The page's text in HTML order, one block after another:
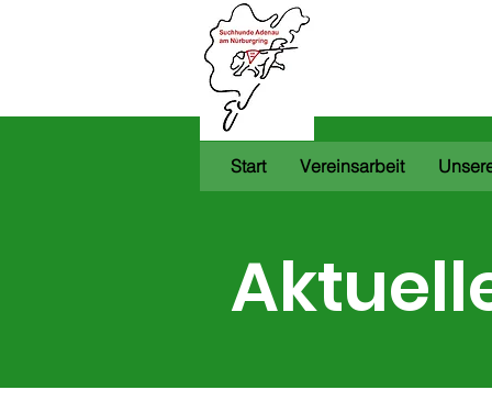
Start Vereinsarbeit